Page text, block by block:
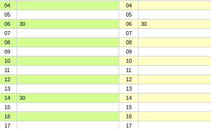
04 04
05 05
06 30 06 30
07 07
08 08
09 09
10 10
11 11
12 12
13 13
14 30 14
15 15
16 16
17 17